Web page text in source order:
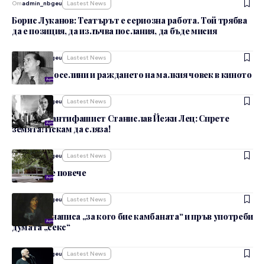
Отadmin_nbgeu Lastest News
Борис Луканов: Театърът е сериозна работа. Той трябва
да е позиция, да излъчва послания, да бъде мисия
От admin_nbgeu Lastest News
Роберто Роселини и раждането на малкия човек в киното
Отadmin_nbgeu Lastest News
Баронът-антифашист Станислав Йежи Лец: Спрете
земята! Искам да сляза!
Отadmin_nbgeu Lastest News
Малкото е повече
admin_nbgeu Lastest News
Той пръв написа „за кого бие камбаната“ и пръв употреби
думата „секс“
Отadmin_nbgeu Lastest News